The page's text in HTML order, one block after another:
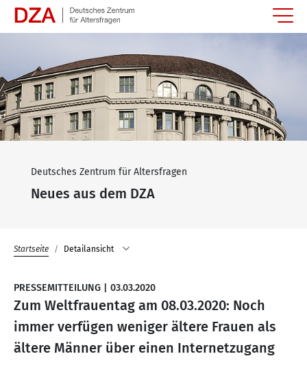
Deutsches Zentrum für Altersfragen
Neues aus dem DZA
Startseite Detailansicht
PRESSEMITTEILUNG 03.03.2020
Zum Weltfrauentag am 08.03.2020: Noch
immer verfügen weniger ältere Frauen als
ältere Männer über einen Internetzugang